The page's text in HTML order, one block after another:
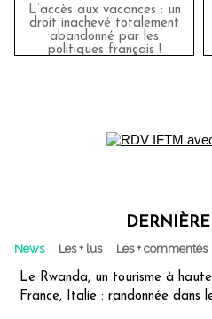
L’accès aux vacances : un
droit inachevé totalement
abandonné par les
politiques français !
DERNIÈRE
News Les + lus Les + commentés
Le Rwanda, un tourisme à
France, Italie : randonnée dans